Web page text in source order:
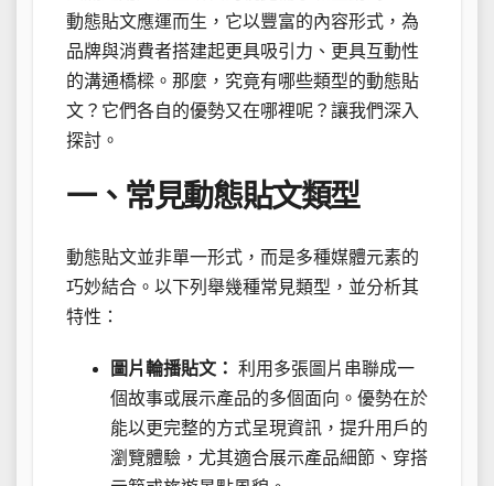
動態貼文應運而生，它以豐富的內容形式，為
品牌與消費者搭建起更具吸引力、更具互動性
的溝通橋樑。那麼，究竟有哪些類型的動態貼
文？它們各自的優勢又在哪裡呢？讓我們深入
探討。
一、常見動態貼文類型
動態貼文並非單一形式，而是多種媒體元素的
巧妙結合。以下列舉幾種常見類型，並分析其
特性：
圖片輪播貼文： 利用多張圖片串聯成一
個故事或展示產品的多個面向。優勢在於
能以更完整的方式呈現資訊，提升用戶的
瀏覽體驗，尤其適合展示產品細節、穿搭